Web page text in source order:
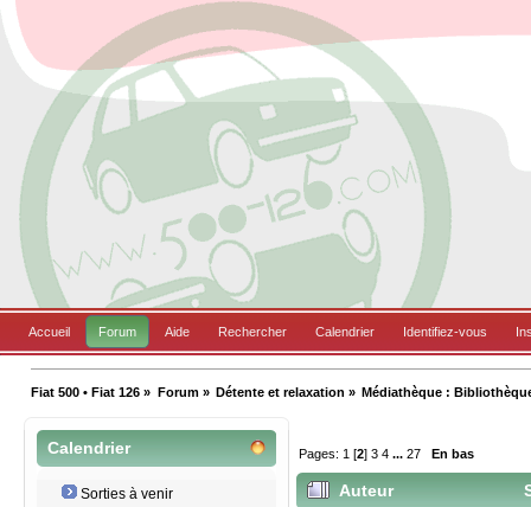
Accueil Forum Aide Rechercher Calendrier Identifiez-vous
Fiat 500 • Fiat 126 » Forum» Détente et relaxation » Médiathèque :
Calendrier
Sorties à venir
Pages: 1 [2]3 4 ...27 En bas
Auteur